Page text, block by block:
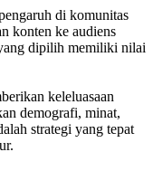
di komunitas
konten ke audiens
dipilih memiliki nilai
keleluasaan
demografi, minat,
strategi yang tepat